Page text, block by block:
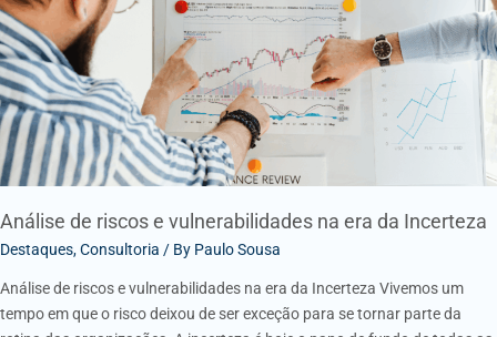
Análise de riscos e vulnerabilidades na era da Incerteza
Destaques,Consultoria / By Paulo Sousa
Análise de riscos e vulnerabilidades na era da Incerteza Vivemos um
tempo em que o risco deixou de ser exceção para se tornar parte da
vulnerabilidades
na
era
da
Incerteza